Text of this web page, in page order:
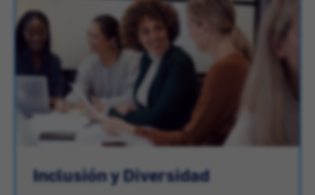
Inclusión y Diversidad